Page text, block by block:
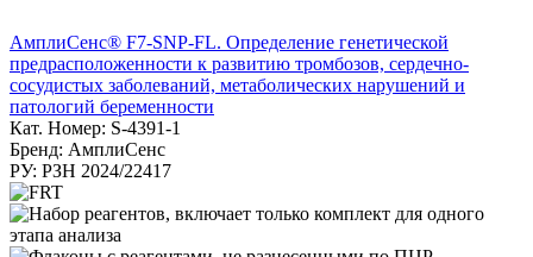
АмплиСенс® F7-SNP-FL. Определение генетической
предрасположенности к развитию тромбозов, сердечно-
сосудистых заболеваний, метаболических нарушений и
патологий беременности
Кат. Номер: S-4391-1
Бренд: АмплиСенс
РУ: РЗН 2024/22417